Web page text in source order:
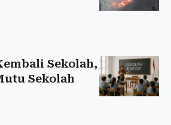
Sekolah,
Sekolah